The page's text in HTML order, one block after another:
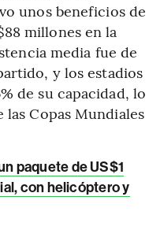
unos beneficios de
millones en la
media fue de
y los estadios
de su capacidad, lo
Copas Mundiales
paquete de US$1
con helicóptero y